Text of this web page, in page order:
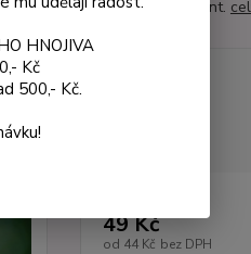
svěží barevný akcent.
49 Kč
od 44 Kč bez DPH
HNOJIVA
Kč
500,- Kč.